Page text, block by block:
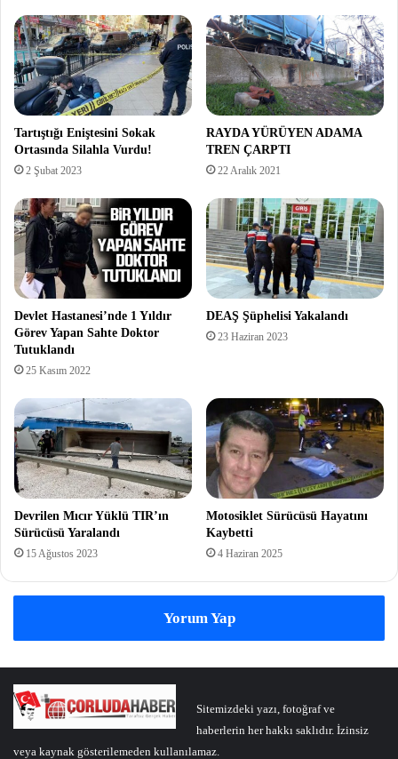
Tartıştığı Eniştesini Sokak
Ortasında Silahla Vurdu!
2 Şubat 2023
RAYDA YÜRÜYEN ADAMA
TREN ÇARPTI
22 Aralık 2021
Devlet Hastanesi’nde 1 Yıldır
Görev Yapan Sahte Doktor
Tutuklandı
25 Kasım 2022
DEAŞ Şüphelisi Yakalandı
23 Haziran 2023
Devrilen Mıcır Yüklü TIR’ın
Sürücüsü Yaralandı
15 Ağustos 2023
Motosiklet Sürücüsü Hayatını
Kaybetti
4 Haziran 2025
Yorum Yap
Sitemizdeki yazı, fotoğraf ve
haberlerin her hakkı saklıdır. İzinsiz
veya kaynak gösterilemeden kullanılamaz.